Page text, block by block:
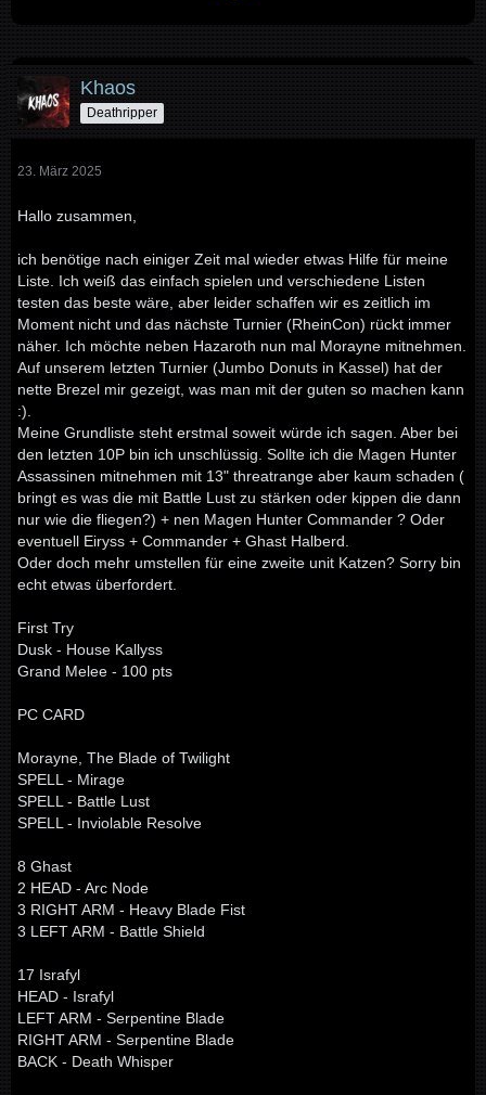
Khaos
Deathripper
23. März 2025
Hallo zusammen,
ich benötige nach einiger Zeit mal wieder etwas Hilfe für meine
Liste. Ich weiß das einfach spielen und verschiedene Listen
testen das beste wäre, aber leider schaffen wir es zeitlich im
Moment nicht und das nächste Turnier (RheinCon) rückt immer
näher. Ich möchte neben Hazaroth nun mal Morayne mitnehmen.
Auf unserem letzten Turnier (Jumbo Donuts in Kassel) hat der
nette Brezel mir gezeigt, was man mit der guten so machen kann
:).
Meine Grundliste steht erstmal soweit würde ich sagen. Aber bei
den letzten 10P bin ich unschlüssig. Sollte ich die Magen Hunter
Assassinen mitnehmen mit 13" threatrange aber kaum schaden (
bringt es was die mit Battle Lust zu stärken oder kippen die dann
nur wie die fliegen?) + nen Magen Hunter Commander ? Oder
eventuell Eiryss + Commander + Ghast Halberd.
Oder doch mehr umstellen für eine zweite unit Katzen? Sorry bin
echt etwas überfordert.
First Try
Dusk - House Kallyss
Grand Melee - 100 pts
PC CARD
Morayne, The Blade of Twilight
SPELL - Mirage
SPELL - Battle Lust
SPELL - Inviolable Resolve
8 Ghast
2 HEAD - Arc Node
3 RIGHT ARM - Heavy Blade Fist
3 LEFT ARM - Battle Shield
17 Israfyl
HEAD - Israfyl
LEFT ARM - Serpentine Blade
RIGHT ARM - Serpentine Blade
BACK - Death Whisper